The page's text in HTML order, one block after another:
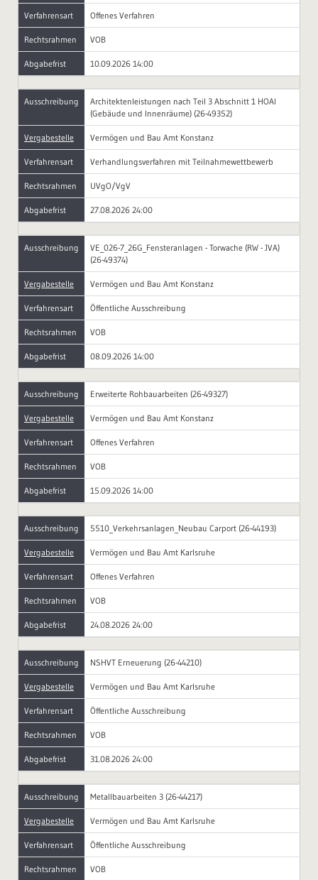
Verfahrensart Offenes Verfahren
Rechtsrahmen VOB
Abgabefrist 10.09.2026 14:00
Ausschreibung
Architektenleistungen nach Teil 3 Abschnitt 1 HOAI
(Gebäude und Innenräume) (26-49352)
Vergabestelle Vermögen und Bau Amt Konstanz
Verfahrensart Verhandlungsverfahren mit Teilnahmewettbewerb
Rechtsrahmen UVgO/VgV
Abgabefrist 27.08.2026 24:00
Ausschreibung
VE_026-7_26G_Fensteranlagen - Torwache (RW - JVA)
(26-49374)
Vergabestelle Vermögen und Bau Amt Konstanz
Verfahrensart Öffentliche Ausschreibung
Rechtsrahmen VOB
Abgabefrist 08.09.2026 14:00
Ausschreibung Erweiterte Rohbauarbeiten (26-49327)
Vergabestelle Vermögen und Bau Amt Konstanz
Verfahrensart Offenes Verfahren
Rechtsrahmen VOB
Abgabefrist 15.09.2026 14:00
Ausschreibung 5510_Verkehrsanlagen_Neubau Carport (26-44193)
Vergabestelle Vermögen und Bau Amt Karlsruhe
Verfahrensart Offenes Verfahren
Rechtsrahmen VOB
Abgabefrist 24.08.2026 24:00
Ausschreibung NSHVT Erneuerung (26-44210)
Vergabestelle Vermögen und Bau Amt Karlsruhe
Verfahrensart Öffentliche Ausschreibung
Rechtsrahmen VOB
Abgabefrist 31.08.2026 24:00
Ausschreibung Metallbauarbeiten 3 (26-44217)
Vergabestelle Vermögen und Bau Amt Karlsruhe
Verfahrensart Öffentliche Ausschreibung
Rechtsrahmen VOB